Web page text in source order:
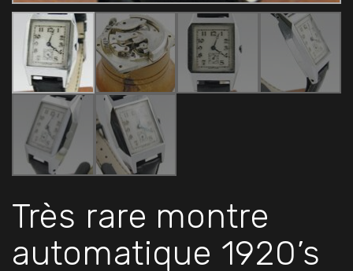
Très rare montre
automatique 1920’s